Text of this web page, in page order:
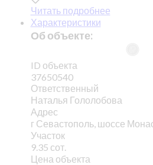
Читать подробнее
Характеристики
Об объекте:
ID объекта
37650540
Ответственный
Наталья Гололобова
Адрес
г Севастополь, шоссе
Участок
9.35 сот.
Цена объекта